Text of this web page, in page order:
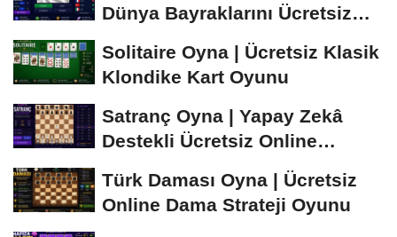
Dünya Bayraklarını Ücretsiz
Solitaire Oyna | Ücretsiz Klasik
Klondike Kart Oyunu
Satranç Oyna | Yapay Zekâ
Destekli Ücretsiz Online
Türk Daması Oyna | Ücretsiz
Online Dama Strateji Oyunu